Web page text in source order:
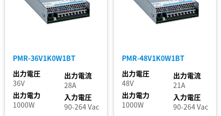
入
力
電
圧
PMR-36V1K0W1BT
出力電圧
36V
出力電力
1000W
出力電流
28A
入力電圧
90-264 Vac
PMR-48V1K0W1BT
出力電圧
48V
出力電力
1000W
出力電流
21A
入力電圧
90-264 Vac